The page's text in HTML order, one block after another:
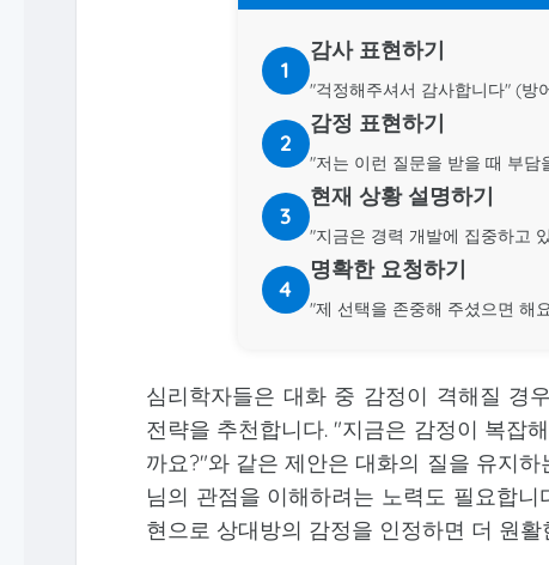
1
감사 표현하기
"걱정해주셔서 감사합니다" (방
2
감정 표현하기
"저는 이런 질문을 받을 때 부담
3
현재 상황 설명하기
"지금은 경력 개발에 집중하고
4
명확한 요청하기
"제 선택을 존중해 주셨으면 해
심리학자들은 대화 중 감정이 격해질 경
전략을 추천합니다. "지금은 감정이 복잡
까요?"와 같은 제안은 대화의 질을 유지
님의 관점을 이해하려는 노력도 필요합
현으로 상대방의 감정을 인정하면 더 원